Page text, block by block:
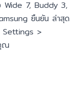
7, Buddy 3,
ยืนยัน ล่าสุด
Settings >
ณ